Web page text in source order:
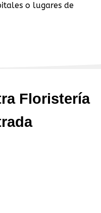
o lugares de
Floristería